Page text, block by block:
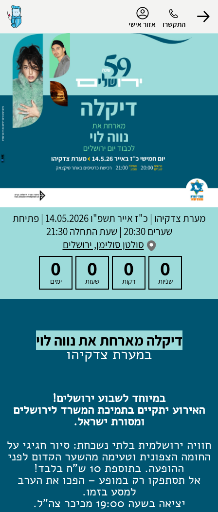
התקשרו אזור אישי
הפרופיל שלי
התנתק
מערת צדקיהו | כ"ז אייר תשפ"ו
14.05.2026 | פתיחת
שערים 20:30 | שעת התחלה 21:30
סולטן סולימן, ירושלים
0
שניות
0
דקות
0
שעות
0
ימים
דיקלה מארחת את נווה לוי
במערתצדקיהו
במיוחד לשבוע ירושלים!
האירוע יתקיים בתמיכת המשרד לירושלים
ומסורת ישראל.
חוויה ירושלמית בלתי נשכחת: סיור חגיגי על
החומה הצפונית וטעימה מהשער הקדום לפני
ההופעה, בתוספת 10 ש"ח בלבד!
אל תסתפקו רק במופע – הפכו את הערב
למסע בזמן.
יציאה בשעה 19:00 מכיכר צה"ל.